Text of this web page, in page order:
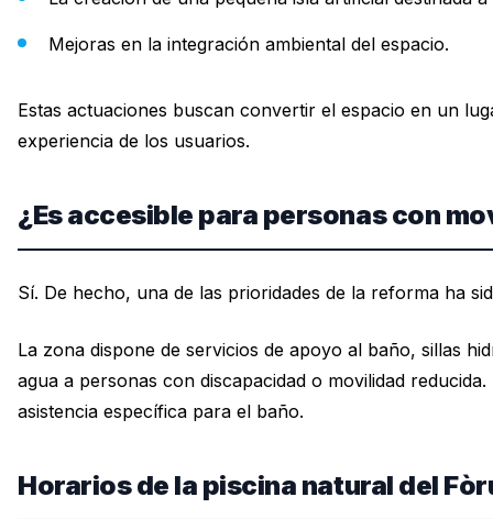
Mejoras en la integración ambiental del espacio.
Estas actuaciones buscan convertir el espacio en un
experiencia de los usuarios.
¿Es accesible para personas con
Sí. De hecho, una de las prioridades de la reforma ha
La zona dispone de servicios de apoyo al baño, sillas
agua a personas con discapacidad o movilidad
asistencia específica para el baño.
Horarios de la piscina natural del